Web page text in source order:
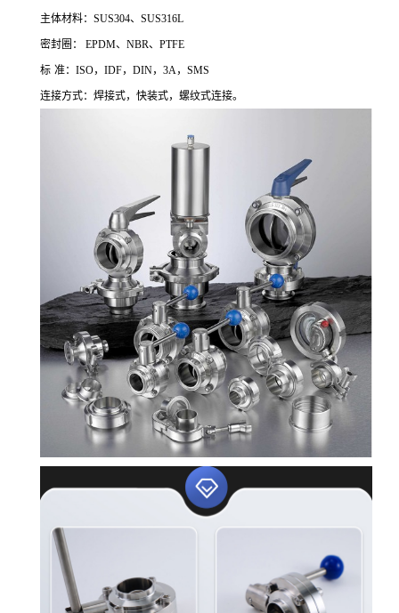
主体材料： SUS304、 SUS316L
密封圈： EPDM、 NBR、 PTFE
标 准： ISO， IDF， DIN， 3A ， SMS
连接方式：焊接式，快装式，螺纹式连接。